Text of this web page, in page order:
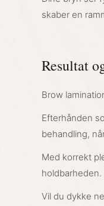
skaber en
Resultat
Brow
Efterhånden
behandling,
Med korrekt
holdbarheden.
Vil du dykke